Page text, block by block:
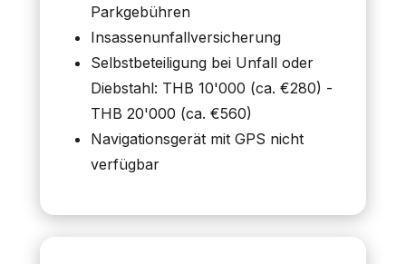
Parkgebühren
Insassenunfallversicherung
Selbstbeteiligung bei Unfall oder
Diebstahl: THB 10'000 (ca. €280) -
THB 20'000 (ca. €560)
Navigationsgerät mit GPS nicht
verfügbar